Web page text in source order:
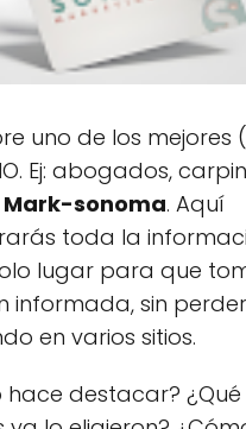
uno de los mejores
Ej: abogados,
Mark-sonoma. Aquí
toda la
lugar para que
informada, sin
en varios sitios.
hace destacar?